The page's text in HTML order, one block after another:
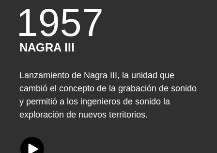
1957
NAGRA III
Lanzamiento de Nagra III, la unidad que
cambió el concepto de la grabación de sonido
y permitió a los ingenieros de sonido la
exploración de nuevos territorios.